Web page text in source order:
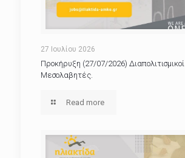
27 Ιουλίου 2026
Προκήρυξη (27/07/2026) Διαπολιτισμικοί
Μεσολαβητές.
Read more